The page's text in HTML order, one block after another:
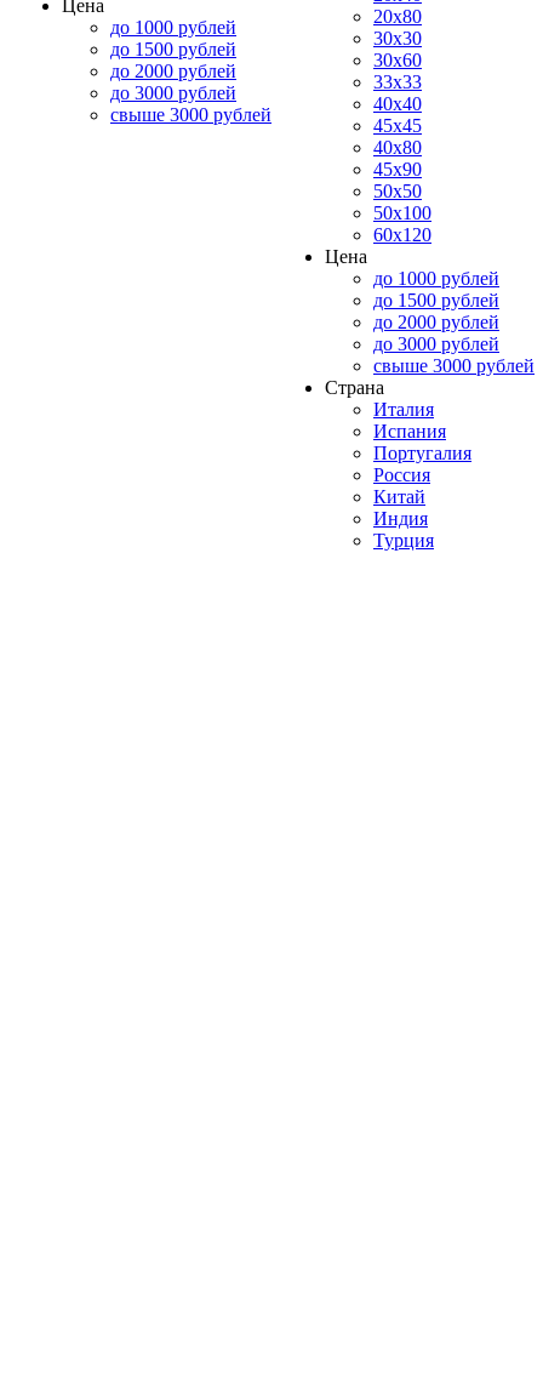
Цена
до 1000 рублей
до 1500 рублей
до 2000 рублей
до 3000 рублей
свыше 3000 рублей
20x80
30x30
30x60
33x33
40x40
45x45
40x80
45x90
50x50
50x100
60x120
Цена
до 1000 рублей
до 1500 рублей
до 2000 рублей
до 3000 рублей
свыше 3000 рублей
Страна
Италия
Испания
Португалия
Россия
Китай
Индия
Турция